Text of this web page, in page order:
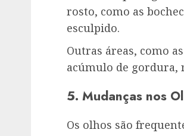
rosto, como as
esculpido.
Outras áreas, como
acúmulo de gordura,
5. Mudanças nos
Os olhos são